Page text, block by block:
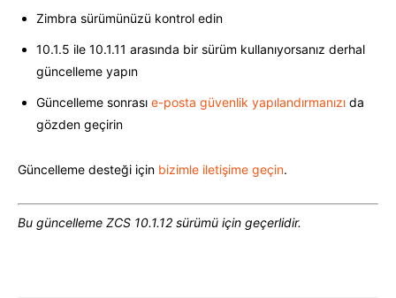
Zimbra sürümünüzü kontrol edin
10.1.5 ile 10.1.11 arasında bir sürüm kullanıyorsanız derhal
güncelleme yapın
Güncelleme sonrası e-posta güvenlik yapılandırmanızı da
gözden geçirin
Güncelleme desteği için bizimle iletişime geçin.
Bu güncelleme ZCS 10.1.12 sürümü için geçerlidir.